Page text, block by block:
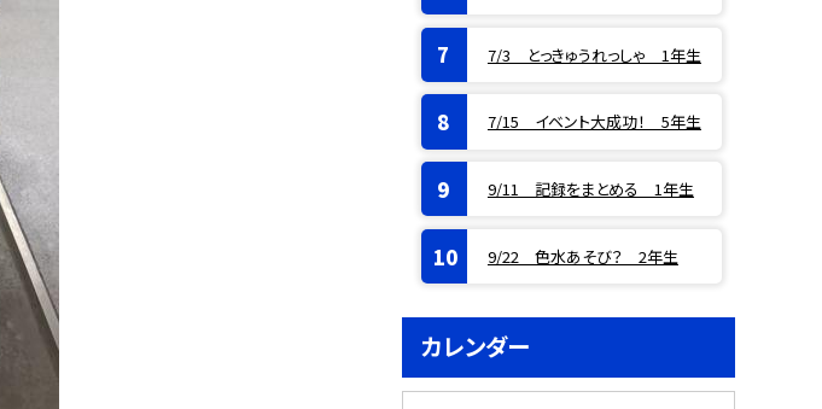
7/3 とっきゅうれっしゃ 1年生
7/15 イベント大成功！ 5年生
9/11 記録をまとめる 1年生
9/22 色水あそび？ 2年生
カレンダー